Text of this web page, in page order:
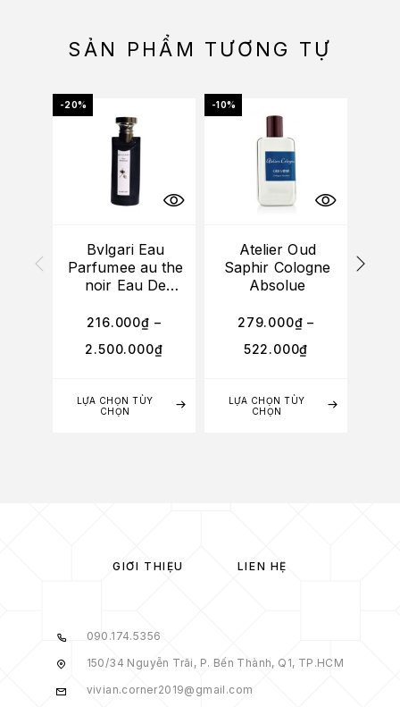
SẢN PHẨM TƯƠNG TỰ
-20%
LỰA CHỌN TÙY
CHỌN
Bvlgari Eau
Parfumee au the
noir Eau De
216.000₫ –
2.500.000₫
-10%
LỰA CHỌN TÙY
CHỌN
Atelier Oud
Saphir Cologne
Absolue
279.000₫ –
522.000₫
GIỚI THIỆU LIÊN HỆ
090.174.5356
150/34 Nguyễn Trãi, P. Bến Thành, Q1, TP.HCM
vivian.corner2019@gmail.com